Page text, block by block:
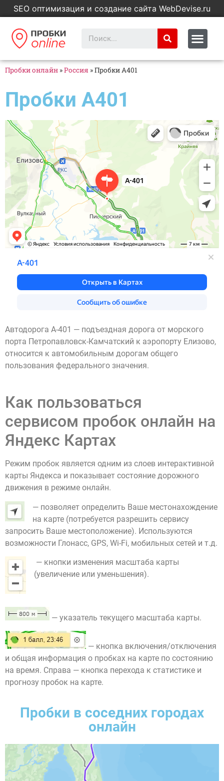
SEO оптимизация и создание сайта WebDevise.ru
Пробки онлайн »Россия »Пробки А401
Пробки А401
Петропавловск‑Камчатский
А-401 — Яндекс Карты
Автодорога А-401 — подъездная дорога от морского
порта Петропавловск-Камчатский к аэропорту Елизово,
относится к автомобильным дорогам общего
пользования федерального значения.
Как пользоваться
сервисом пробок онлайн на
Яндекс Картах
Режим пробок является одним из слоев интерактивной
карты Яндекса и показывает состояние дорожного
движения в режиме онлайн.
— позволяет определить Ваше местонахождение
на карте (потребуется разрешить сервису
запросить Ваше местоположение). Используются
возможности Глонасс, GPS, Wi-Fi, мобильных сетей и т.д.
— кнопки изменения масштаба карты
(увеличение или уменьшения).
— указатель текущего масштаба карты.
— кнопка включения/отключения
и общая информация о пробках на карте по состоянию
на время. Справа — кнопка перехода к статистике и
прогнозу пробок на карте.
Пробки в соседних городах
онлайн